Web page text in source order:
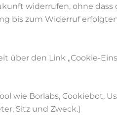
widerrufen, ohne dass
bis zum Widerruf
über den Link „Cookie-
wie Borlabs, Cookiebot,
Sitz und Zweck.]